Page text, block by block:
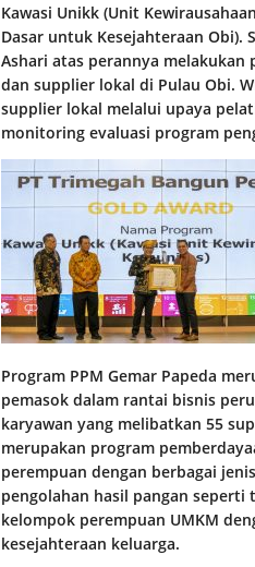
Kawasi Unikk (Unit
Dasar untuk Kesejahteraan Obi).
Ashari atas perannya melakukan
dan supplier lokal di Pulau Obi.
supplier lokal melalui upaya
monitoring evaluasi program
Program PPM Gemar Papeda
pemasok dalam rantai bisnis
karyawan yang melibatkan 55
merupakan program
perempuan dengan berbagai
pengolahan hasil pangan
kelompok perempuan UMKM
kesejahteraan keluarga.